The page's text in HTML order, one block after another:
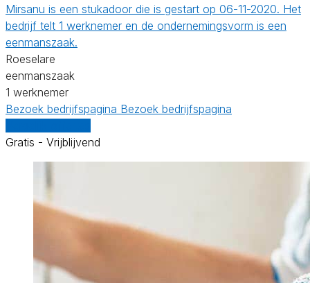
Mirsanu is een stukadoor die is gestart op 06-11-2020. Het
bedrijf telt 1 werknemer en de ondernemingsvorm is een
eenmanszaak.
Roeselare
eenmanszaak
1 werknemer
Bezoek bedrijfspagina Bezoek bedrijfspagina
Gratis - Vrijblijvend